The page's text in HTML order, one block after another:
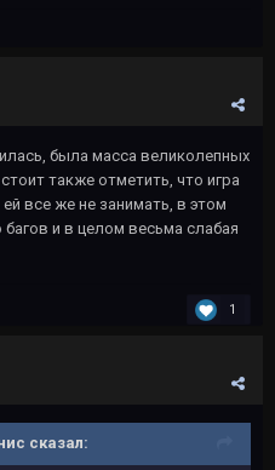
была масса великолепных
также отметить, что игра
все же не занимать, в этом
и в целом весьма слабая
1
сказал: